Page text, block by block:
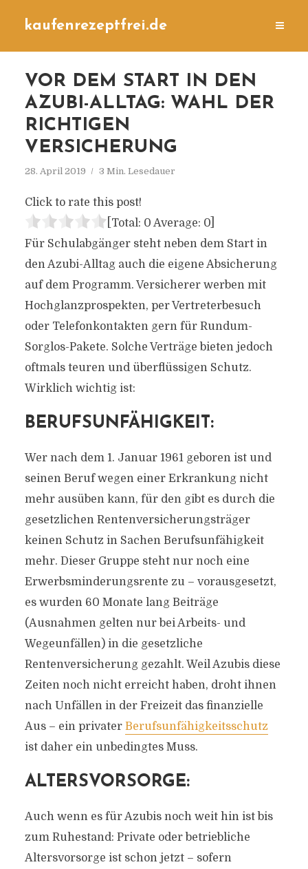
kaufenrezeptfrei.de
VOR DEM START IN DEN
AZUBI-ALLTAG: WAHL DER
RICHTIGEN
VERSICHERUNG
28. April 2019 3 Min. Lesedauer
Click to rate this post!
[Total: 0 Average: 0]
Für Schulabgänger steht neben dem Start in
den Azubi-Alltag auch die eigene Absicherung
auf dem Programm. Versicherer werben mit
Hochglanzprospekten, per Vertreterbesuch
oder Telefonkontakten gern für Rundum-
Sorglos-Pakete. Solche Verträge bieten jedoch
oftmals teuren und überflüssigen Schutz.
Wirklich wichtig ist:
BERUFSUNFÄHIGKEIT:
Wer nach dem 1. Januar 1961 geboren ist und
seinen Beruf wegen einer Erkrankung nicht
mehr ausüben kann, für den gibt es durch die
gesetzlichen Rentenversicherungsträger
keinen Schutz in Sachen Berufsunfähigkeit
mehr. Dieser Gruppe steht nur noch eine
Erwerbsminderungsrente zu – vorausgesetzt,
es wurden 60 Monate lang Beiträge
(Ausnahmen gelten nur bei Arbeits- und
Wegeunfällen) in die gesetzliche
Rentenversicherung gezahlt. Weil Azubis diese
Zeiten noch nicht erreicht haben, droht ihnen
nach Unfällen in der Freizeit das finanzielle
Aus – ein privater Berufsunfähigkeitsschutz
ist daher ein unbedingtes Muss.
ALTERSVORSORGE:
Auch wenn es für Azubis noch weit hin ist bis
zum Ruhestand: Private oder betriebliche
Altersvorsorge ist schon jetzt – sofern